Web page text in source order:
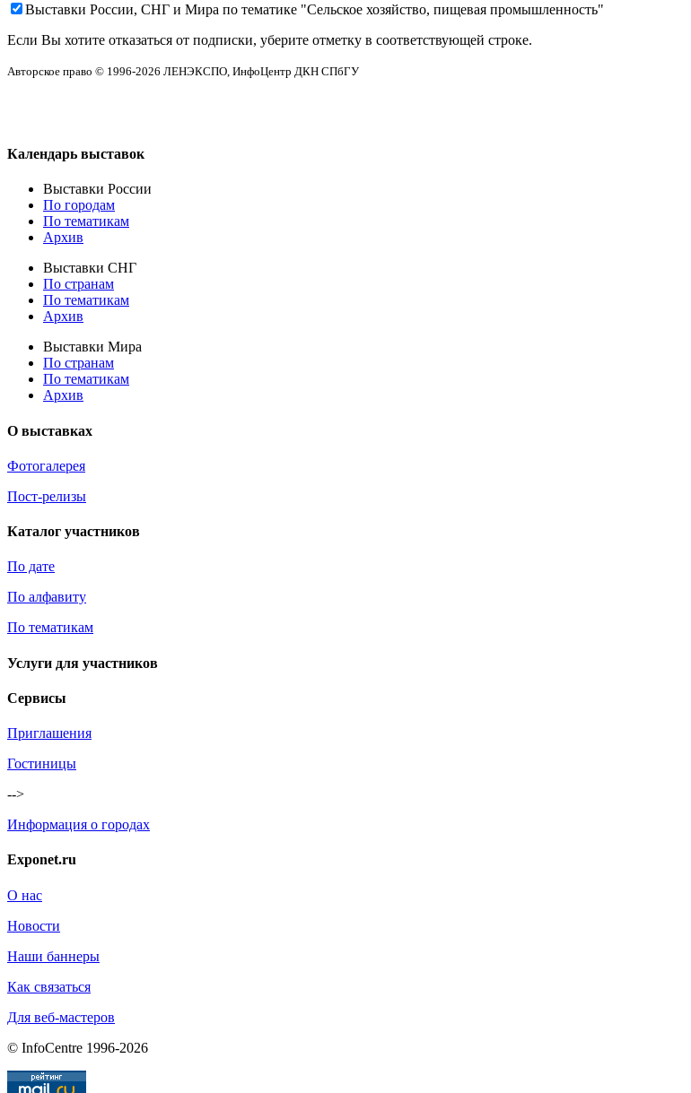
Выставки России, СНГ и Мира по тематике "Сельское хозяйство, пищевая промышленность"
Если Вы хотите отказаться от подписки, уберите отметку в соответствующей строке.
Авторское право © 1996-2026 ЛЕНЭКСПО, ИнфоЦентр ДКН СПбГУ
Календарь выставок
Выставки России
По городам
По тематикам
Архив
Выставки СНГ
По странам
По тематикам
Архив
Выставки Мира
По странам
По тематикам
Архив
О выставках
Фотогалерея
Пост-релизы
Каталог участников
По дате
По алфавиту
По тематикам
Услуги для участников
Сервисы
Приглашения
Гостиницы
-->
Информация о городах
Exponet.ru
О нас
Новости
Наши баннеры
Как связаться
Для веб-мастеров
© InfoCentre 1996-2026